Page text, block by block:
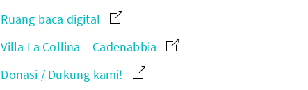
Ruang baca digital
Villa La Collina – Cadenabbia
Donasi / Dukung kami!